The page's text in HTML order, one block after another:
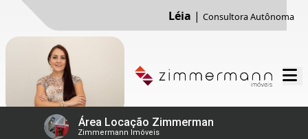
Léia | Consultora Autônoma